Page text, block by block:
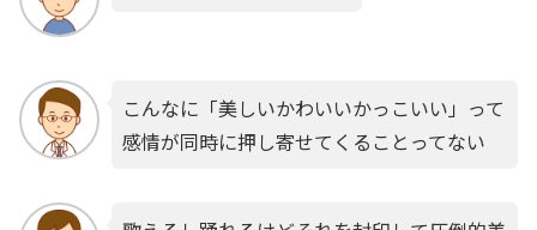
こんなに「美しいかわいいかっこいい」って
感情が同時に押し寄せてくることってない